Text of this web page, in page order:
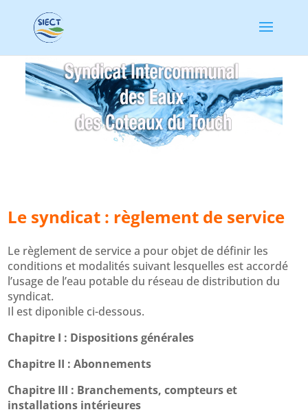
Le syndicat : règlement de service
Le règlement de service a pour objet de définir les
conditions et modalités suivant lesquelles est accordé
l’usage de l’eau potable du réseau de distribution du
syndicat.
Il est diponible ci-dessous.
Chapitre I : Dispositions générales
Chapitre II : Abonnements
Chapitre III : Branchements, compteurs et
installations intérieures